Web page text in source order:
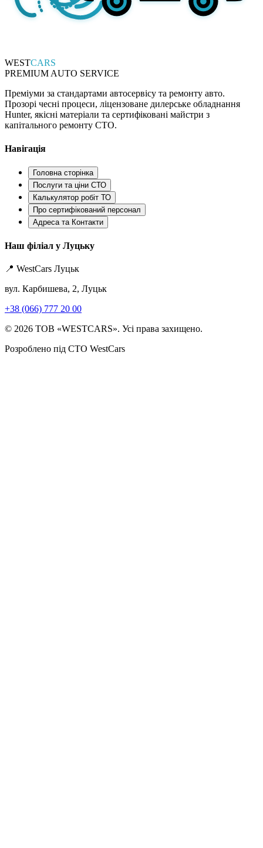
WESTCARS
PREMIUM AUTO SERVICE
Преміуми за стандартами автосервісу та ремонту авто.
Прозорі чесні процеси, ліцензоване дилерське обладнання
Hunter, якісні матеріали та сертифіковані майстри з
капітального ремонту СТО.
Навігація
Головна сторінка
Послуги та ціни СТО
Калькулятор робіт ТО
Про сертифікований персонал
Адреса та Контакти
Наш філіал у Луцьку
📍 WestCars Луцьк
вул. Карбишева, 2, Луцьк
+38 (066) 777 20 00
© 2026 ТОВ «WESTCARS». Усі права захищено.
Розроблено під СТО WestCars